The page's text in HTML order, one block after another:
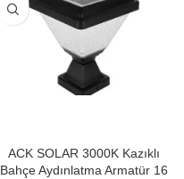
ACK SOLAR 3000K Kazıklı
Bahçe Aydınlatma Armatür 16